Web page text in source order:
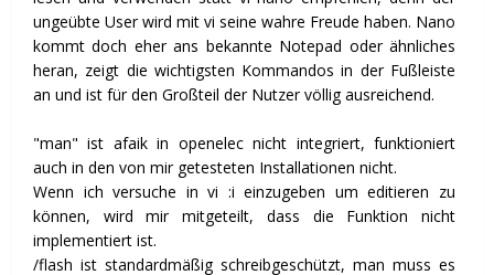
ungeübte User wird mit vi seine wahre Freude haben. Nano
kommt doch eher ans bekannte Notepad oder ähnliches
heran, zeigt die wichtigsten Kommandos in der Fußleiste
an und ist für den Großteil der Nutzer völlig ausreichend.
"man" ist afaik in openelec nicht integriert, funktioniert
auch in den von mir getesteten Installationen nicht.
Wenn ich versuche in vi :i einzugeben um editieren zu
können, wird mir mitgeteilt, dass die Funktion nicht
implementiert ist.
/flash ist standardmäßig schreibgeschützt, man muss es